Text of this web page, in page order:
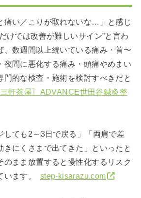
痛い／こりが取れないな…」と感じ
けでは改善が難しいサイン”と言わ
、数週間以上続いている痛み・首〜
夜間に悪化する痛み・頭痛やめまい
門的な検査・施術を検討すべきだと
三軒茶屋〗ADVANCE世田谷鍼灸整
しても2～3日で戻る」「両肩で差
きにくさまで出てきた」といったと
のまま放置すると慢性化するリスク
います。 step-kisarazu.com